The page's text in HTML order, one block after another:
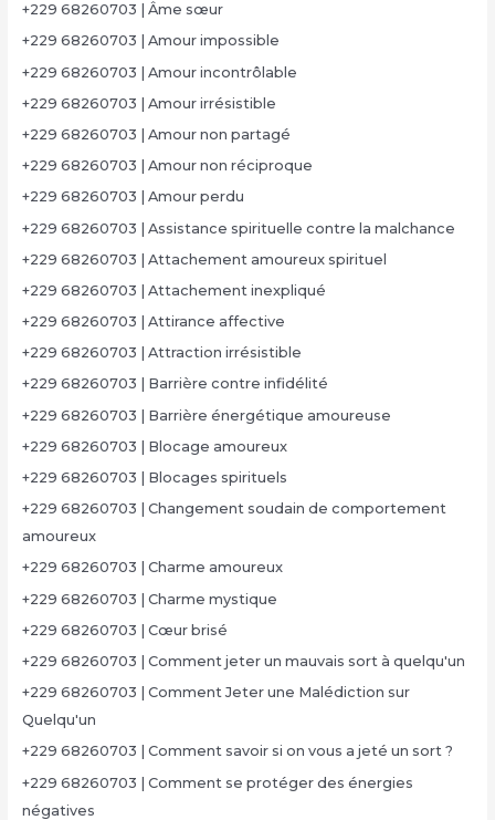
+229 68260703 | Âme sœur
+229 68260703 | Amour impossible
+229 68260703 | Amour incontrôlable
+229 68260703 | Amour irrésistible
+229 68260703 | Amour non partagé
+229 68260703 | Amour non réciproque
+229 68260703 | Amour perdu
+229 68260703 | Assistance spirituelle contre la malchance
+229 68260703 | Attachement amoureux spirituel
+229 68260703 | Attachement inexpliqué
+229 68260703 | Attirance affective
+229 68260703 | Attraction irrésistible
+229 68260703 | Barrière contre infidélité
+229 68260703 | Barrière énergétique amoureuse
+229 68260703 | Blocage amoureux
+229 68260703 | Blocages spirituels
+229 68260703 | Changement soudain de comportement
amoureux
+229 68260703 | Charme amoureux
+229 68260703 | Charme mystique
+229 68260703 | Cœur brisé
+229 68260703 | Comment jeter un mauvais sort à quelqu'un
+229 68260703 | Comment Jeter une Malédiction sur
Quelqu'un
+229 68260703 | Comment savoir si on vous a jeté un sort ?
+229 68260703 | Comment se protéger des énergies
négatives